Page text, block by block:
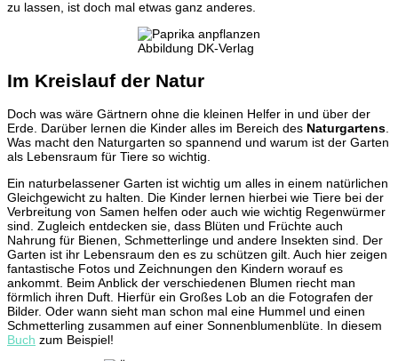
zu lassen, ist doch mal etwas ganz anderes.
Abbildung DK-Verlag
Im Kreislauf der Natur
Doch was wäre Gärtnern ohne die kleinen Helfer in und über der
Erde. Darüber lernen die Kinder alles im Bereich des Naturgartens.
Was macht den Naturgarten so spannend und warum ist der Garten
als Lebensraum für Tiere so wichtig.
Ein naturbelassener Garten ist wichtig um alles in einem natürlichen
Gleichgewicht zu halten. Die Kinder lernen hierbei wie Tiere bei der
Verbreitung von Samen helfen oder auch wie wichtig Regenwürmer
sind. Zugleich entdecken sie, dass Blüten und Früchte auch
Nahrung für Bienen, Schmetterlinge und andere Insekten sind. Der
Garten ist ihr Lebensraum den es zu schützen gilt. Auch hier zeigen
fantastische Fotos und Zeichnungen den Kindern worauf es
ankommt. Beim Anblick der verschiedenen Blumen riecht man
förmlich ihren Duft. Hierfür ein Großes Lob an die Fotografen der
Bilder. Oder wann sieht man schon mal eine Hummel und einen
Schmetterling zusammen auf einer Sonnenblumenblüte. In diesem
Buch zum Beispiel!